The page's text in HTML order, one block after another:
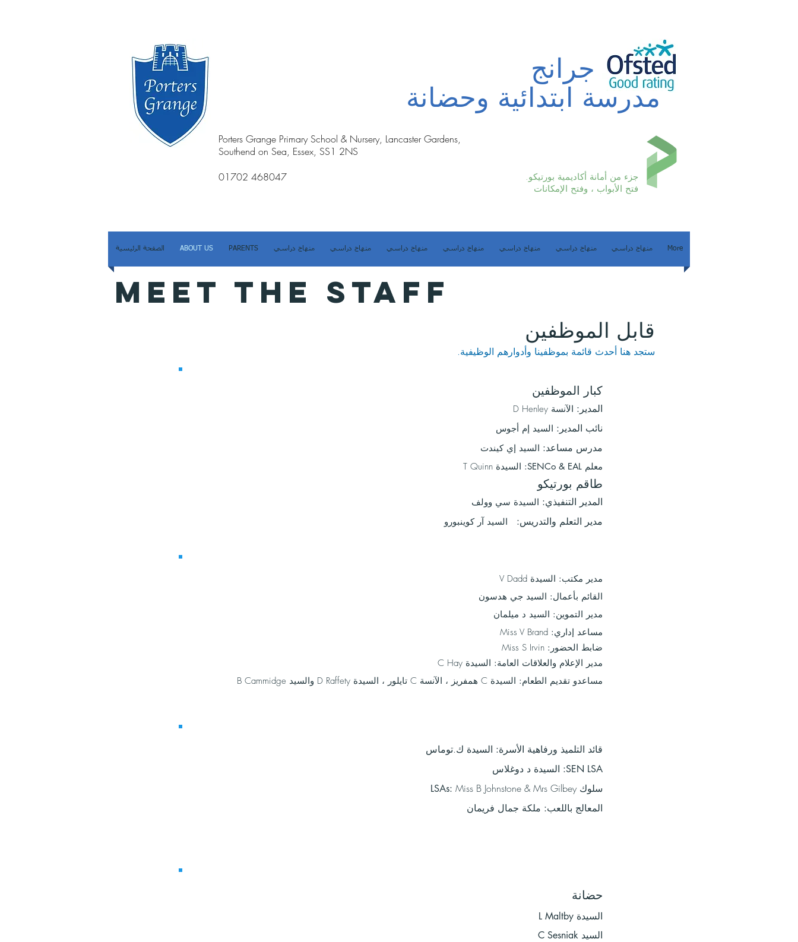
بورتر جرانج
مدرسة ابتدائية وحضانة
Porters Grange Primary School & Nursery, Lancaster Gardens,
Southend on Sea, Essex, SS1 2NS
01702 468047
جزء من أمانة أكاديمية بورتيكو.
فتح الأبواب ، وفتح الإمكانات
الصفحة الرئيسية ABOUT US PARENTS منهاج دراسي منهاج دراسي منهاج دراسي منهاج دراسي منهاج دراسي منهاج دراسي منهاج دراسي More
MEET THE STAFF
قابل الموظفين
ستجد هنا أحدث قائمة بموظفينا وأدوارهم الوظيفية.
كبار الموظفين
المدير: الآنسة D Henley
نائب المدير: السيد إم أجوس
مدرس مساعد: السيد إي كيندت
معلم SENCo & EAL: السيدة T Quinn
طاقم بورتيكو
المدير التنفيذي: السيدة سي وولف
مدير التعلم والتدريس: السيد آر كوينبورو
مدير مكتب: السيدة V Dadd
القائم بأعمال: السيد جي هدسون
مدير التموين: السيد د ميلمان
مساعد إداري: Miss V Brand
ضابط الحضور: Miss S Irvin
مدير الإعلام والعلاقات العامة: السيدة C Hay
مساعدو تقديم الطعام: السيدة C همفريز ، الآنسة C تايلور ، السيدة D Raffety والسيد B Cammidge
قائد التلميذ ورفاهية الأسرة: السيدة ك.توماس
SEN LSA: السيدة د دوغلاس
سلوك LSAs:Miss B Johnstone & Mrs Gilbey
المعالج باللعب: ملكة جمال فريمان
حضانة
السيدة L Maltby
السيد C Sesniak